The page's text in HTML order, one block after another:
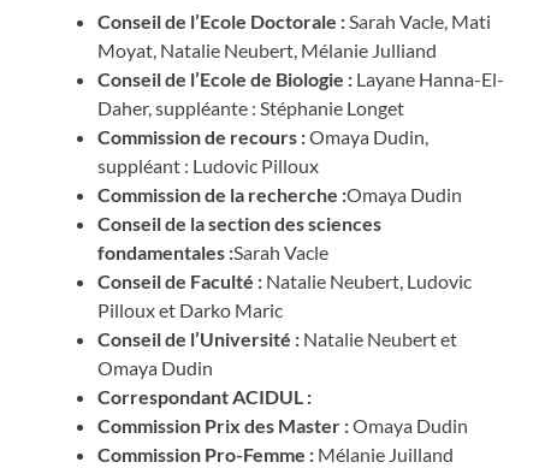
Conseil de l’Ecole Doctorale :Sarah Vacle, Mati
Moyat, Natalie Neubert, Mélanie Julliand
Conseil de l’Ecole de Biologie : Layane Hanna-El-
Daher, suppléante : Stéphanie Longet
Commission de recours :Omaya Dudin,
suppléant : Ludovic Pilloux
Commission de la recherche :Omaya Dudin
Conseil de la section des sciences
fondamentales :Sarah Vacle
Conseil de Faculté : Natalie Neubert, Ludovic
Pilloux et Darko Maric
Conseil de l’Université : Natalie Neubert et
Omaya Dudin
Correspondant ACIDUL :
Commission Prix des Master :Omaya Dudin
Commission Pro-Femme : Mélanie Juilland